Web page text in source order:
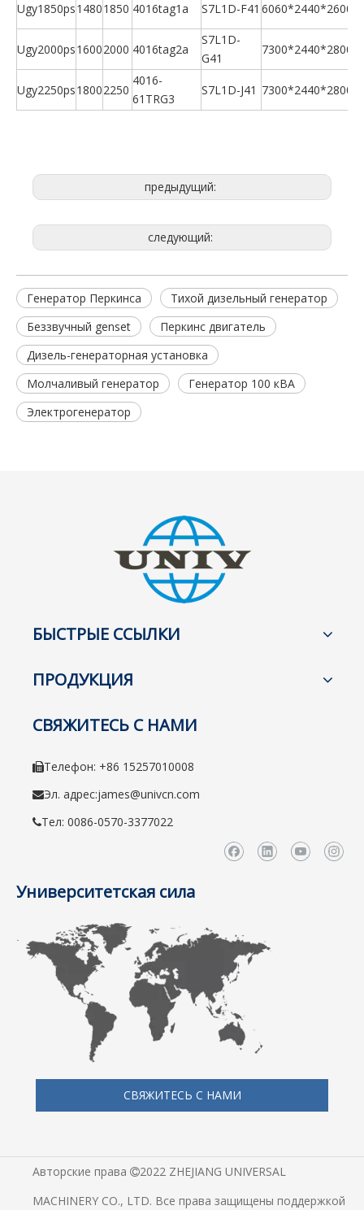
Ugy1850ps14801850 4016tag1a S7L1D-F41 6060*2440*2600
Ugy2000ps16002000 4016tag2a
S7L1D-
G41
7300*2440*2800
Ugy2250ps18002250
4016-
61TRG3
S7L1D-J41 7300*2440*2800
предыдущий:
следующий:
Генератор Перкинса
Тихой дизельный генератор
Беззвучный genset
Перкинс двигатель
Дизель-генераторная установка
Молчаливый генератор
Генератор 100 кВА
Электрогенератор
БЫСТРЫЕ ССЫЛКИ
ПРОДУКЦИЯ
СВЯЖИТЕСЬ С НАМИ
Телефон: +86 15257010008
Эл. адрес:james@univcn.com
Тел: 0086-0570-3377022
Университетская сила
СВЯЖИТЕСЬ С НАМИ
Авторские права 2022 ZHEJIANG UNIVERSAL
MACHINERY CO., LTD. Все права защищены поддержкой